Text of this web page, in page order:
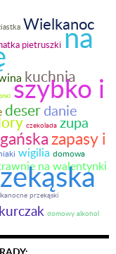
Wielkanoc
pietruszki na
kuchnia
szybko i
deserdanie
czekolada zupa
zapasy i
wigilia domowa
na walentynki
przekąski
kurczak domowy alkohol